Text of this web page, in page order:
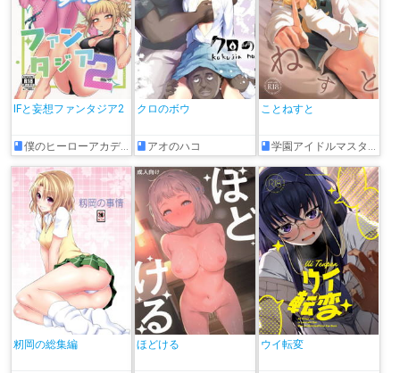
IFと妄想ファンタジア2
僕のヒーローアカデミア
クロのボウ
アオのハコ
ことねすと
学園アイドルマスター
籾岡の総集編 ほどける ウイ転変